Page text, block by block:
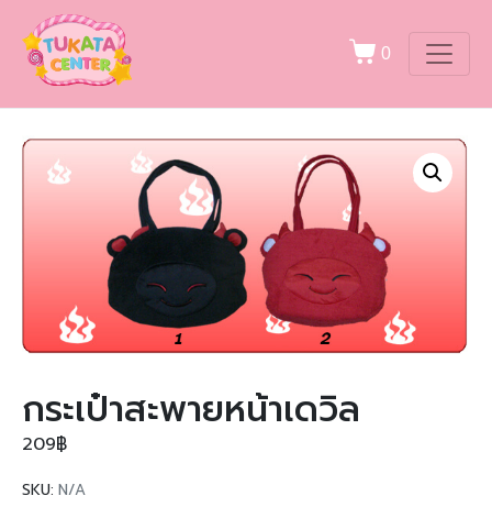
0
กระเป๋าสะพายหน้าเดวิล
209฿
SKU: N/A